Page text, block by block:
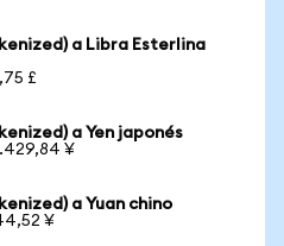
a Libra Esterlina
£
a Yen japonés
¥
a Yuan chino
¥